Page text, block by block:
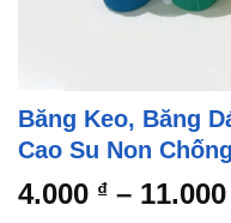
Băng Keo, Băng
Cao Su Non
4.000 ₫ – 11.000